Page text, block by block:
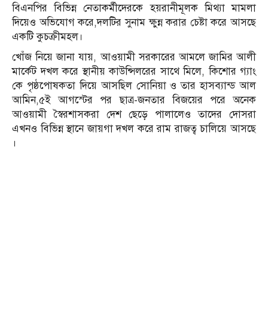
বিএনপির বিভিন্ন নেতাকর্মীদেরকে হয়রানীমূলক মিথ্যা মামলা
দিয়েও অভিযোগ করে,দলটির সুনাম ক্ষুন্ন করার চেষ্টা করে আসছে
একটি কুচক্রীমহল।
খোঁজ নিয়ে জানা যায়, আওয়ামী সরকারের আমলে জামির আলী
মার্কেট দখল করে স্থানীয় কাউন্সিলরের সাথে মিলে, কিশোর গ্যাং
কে পৃষ্ঠপোষকতা দিয়ে আসছিল সোনিয়া ও তার হাসব্যান্ড আল
আমিন,৫ই আগস্টের পর ছাত্র-জনতার বিজয়ের পরে অনেক
আওয়ামী স্বৈরশাসকরা দেশ ছেড়ে পালালেও তাদের দোসরা
এখনও বিভিন্ন স্থানে জায়গা দখল করে রাম রাজত্ব চালিয়ে আসছে
।